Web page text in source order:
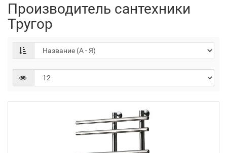
Производитель сантехники
Тругор